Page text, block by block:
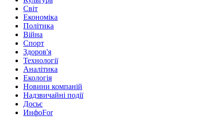
Світ
Економіка
Політика
Війна
Спорт
Здоров'я
Технології
Аналітика
Екологія
Новини компаній
Надзвичайні події
Досьє
ИнфоFor